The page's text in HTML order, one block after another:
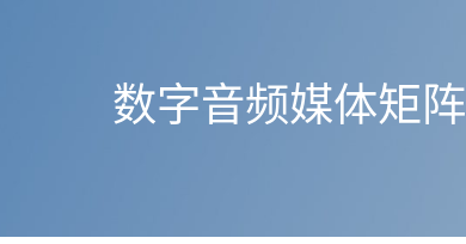
数字音频媒体矩阵